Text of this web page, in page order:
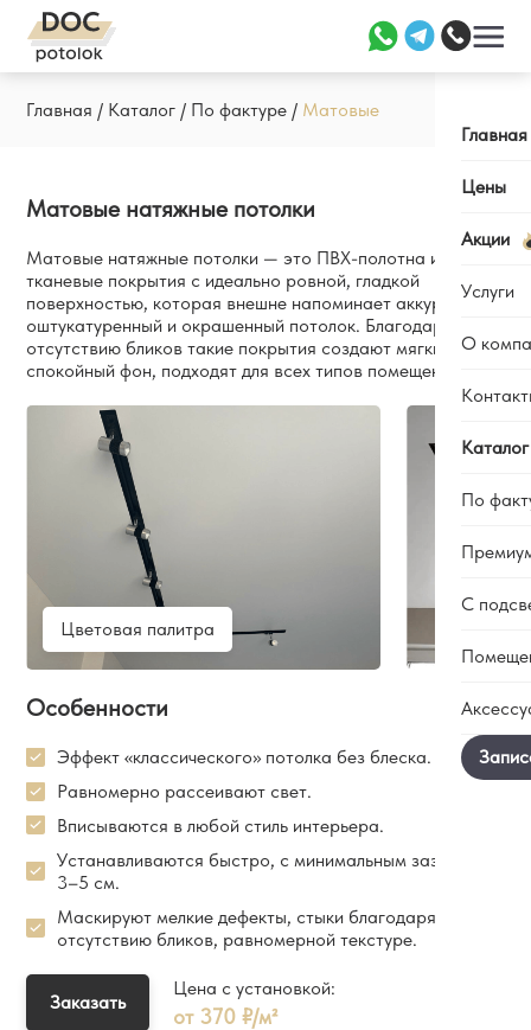
Главная
Цены
Акции
Услуги
О
Каталог
По
С
С
В
В
На
Главная / Каталог / По фактуре / Матовые
Матовые натяжные потолки
Матовые натяжные потолки — это ПВХ-полотна или
тканевые покрытия с идеально ровной, гладкой
поверхностью, которая внешне напоминает аккуратно
оштукатуренный и окрашенный потолок. Благодаря
отсутствию бликов такие покрытия создают мягкий,
спокойный фон, подходят для всех типов помещений.
Цветовая палитра
Особенности
Эффект «классического» потолка без блеска.
Равномерно рассеивают свет.
Вписываются в любой стиль интерьера.
Устанавливаются быстро, с минимальным зазором
3–5 см.
Маскируют мелкие дефекты, стыки благодаря
отсутствию бликов, равномерной текстуре.
Заказать
Цена с установкой:
от 370 ₽/м²